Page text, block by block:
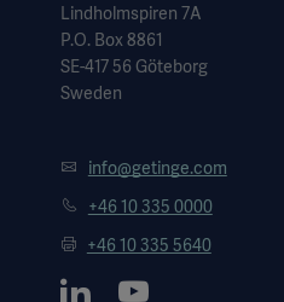
Lindholmspiren 7A
P.O. Box 8861
SE-417 56 Göteborg
Sweden
info@getinge.com
+46 10 335 0000
+46 10 335 5640